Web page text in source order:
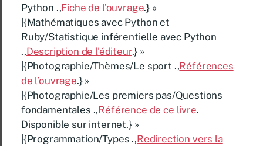
Python .,Fiche de l’ouvrage.} »
|{Mathématiques avec Python et
Ruby/Statistique inférentielle avec Python
.,Description de l’éditeur.} »
|{Photographie/Thèmes/Le sport .,Références
de l’ouvrage.} »
|{Photographie/Les premiers pas/Questions
fondamentales .,Référence de ce livre.
Disponible sur internet.} »
|{Programmation/Types .,Redirection vers la